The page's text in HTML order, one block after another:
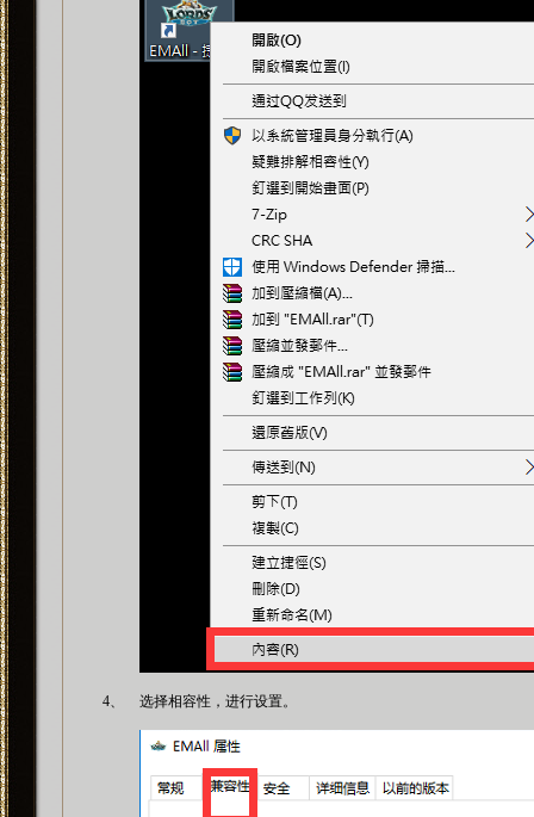
4、 选择相容性，进行设置。